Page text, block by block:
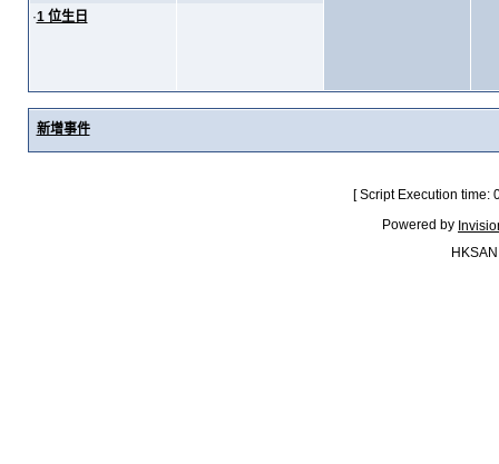
·1 位生日
新增事件
[ Script Execution
Powered by